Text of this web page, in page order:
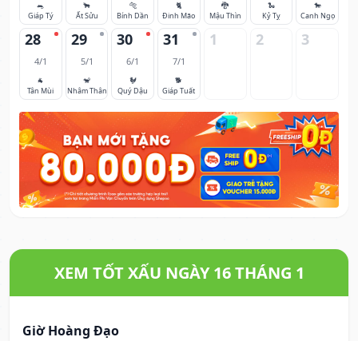
🐀
Giáp Tý
🐂
Ất Sửu
🐅
Bính Dần
🐈
Đinh Mão
🐉
Mậu Thìn
🐍
Kỷ Tỵ
🐎
Canh Ngọ
28
4/1
🐐
Tân Mùi
29
5/1
🐒
Nhâm Thân
30
6/1
🐓
Quý Dậu
31
7/1
🐕
Giáp Tuất
1 2 3
XEM TỐT XẤU NGÀY 16 THÁNG 1
Giờ Hoàng Đạo